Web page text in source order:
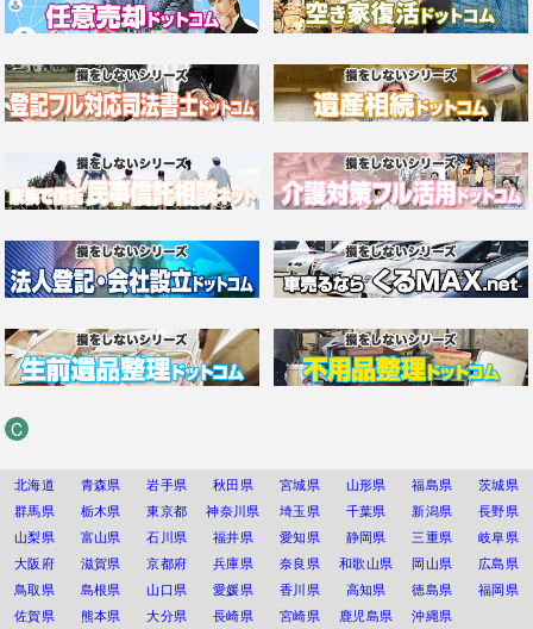
C
北海道 青森県 岩手県 秋田県 宮城県 山形県 福島県
茨城県
群馬県
栃木県 東京都 神奈川県 埼玉県 千葉県 新潟県
長野県
山梨県
富山県 石川県 福井県 愛知県 静岡県 三重県
岐阜県
大阪府
滋賀県 京都府 兵庫県 奈良県 和歌山県 岡山県
広島県
鳥取県
島根県 山口県 愛媛県 香川県 高知県 徳島県
福岡県
佐賀県
熊本県 大分県 長崎県 宮崎県 鹿児島県 沖縄県